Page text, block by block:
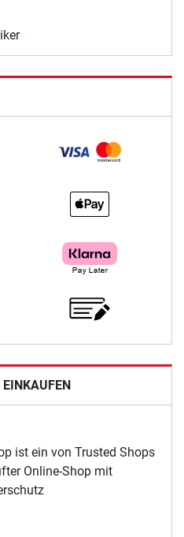
EINKAUFEN
ist ein von Trusted Shops
Online-Shop mit